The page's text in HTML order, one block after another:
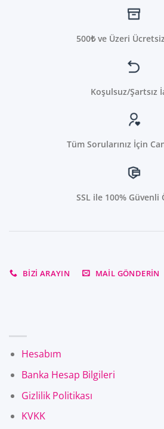
500₺ ve Üzeri
Koşulsuz/Şartsız
Tüm Sorularınız İçin
SSL ile 100% Güvenli
BIZI ARAYIN MAIL GÖNDERIN
Hesabım
Banka Hesap Bilgileri
Gizlilik Politikası
KVKK